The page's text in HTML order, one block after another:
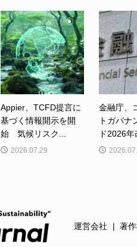
Appier、TCFD提言に
基づく情報開示を開
始 気候リスク...
2026.07.29
金融庁、
トガバナ
ド2026年
運営会社 著